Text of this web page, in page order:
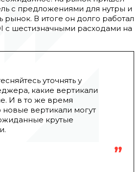
с предложениями для нутры и
рынок. В итоге он долго работал
с шестизначными расходами на
уточнять у
какие вертикали
И в то же время
новые вертикали могут
крутые